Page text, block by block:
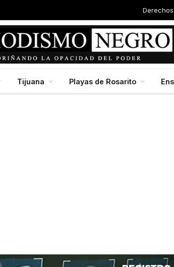
Tijuana Playas de Rosarito